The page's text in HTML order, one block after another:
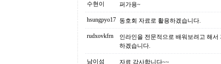
수현이 퍼가용~
hsungpyo17 동호회 자료로 활용하겠습니다.
rudxovkfrn
인라인을 전문적으로 배워보려고 해
하겠습니다.
남이섬 자료 감사합니다~~